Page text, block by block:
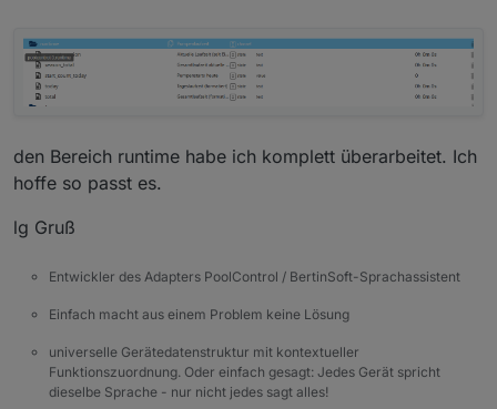
den Bereich runtime habe ich komplett überarbeitet. Ich
hoffe so passt es.
lg Gruß
Entwickler des Adapters PoolControl / BertinSoft-Sprachassistent
Einfach macht aus einem Problem keine Lösung
universelle Gerätedatenstruktur mit kontextueller
Funktionszuordnung. Oder einfach gesagt: Jedes Gerät spricht
dieselbe Sprache - nur nicht jedes sagt alles!